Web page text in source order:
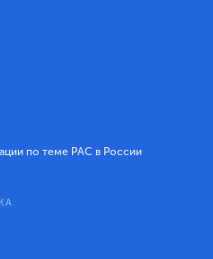
по теме РАС в России